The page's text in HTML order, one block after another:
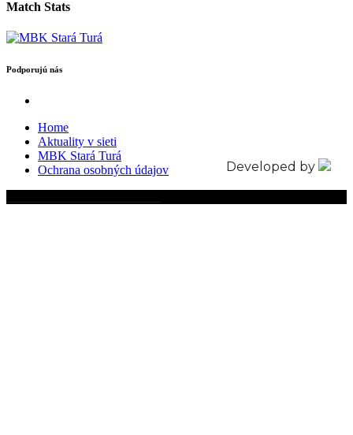
Match Stats
Podporujú nás
Home
Aktuality v sieti
MBK Stará Turá
Ochrana osobných údajov
Developed by